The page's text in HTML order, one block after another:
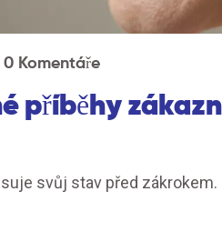
0 Komentáře
příběhy
svůj stav před zákrokem.